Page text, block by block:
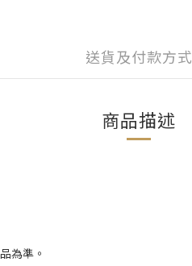
送貨及付款方式
商品描述
為準。